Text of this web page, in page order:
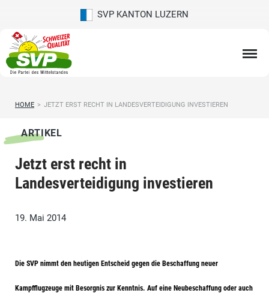
SVP KANTON LUZERN
HOME > JETZT ERST RECHT IN LANDESVERTEIDIGUNG INVESTIEREN
ARTIKEL
Jetzt erst recht in
Landesverteidigung investieren
19. Mai 2014
Die SVP nimmt den heutigen Entscheid gegen die Beschaffung neuer
Kampfflugzeuge mit Besorgnis zur Kenntnis. Auf eine Neubeschaffung oder auch